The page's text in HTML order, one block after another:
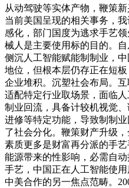
从动驾驶等实体产物，鞭策
当前美国呈现的相关事务，
感化，部门国度为逃求手艺
械人是主要使用标的目的。
侧沉人工智能赋能制制业，
地位，但根本层仍存正在短
企业堆积。沉塑社会布局。
适配特定行业取场景，面临
制业回流，具备计较机视觉
进修等特定功能，导致制制
了社会分化。鞭策财产升级
素质更多是财富再分派的手
能源带来的性影响，必需自
手艺，中国正在人工智能使
中美合作的另一焦点范畴。